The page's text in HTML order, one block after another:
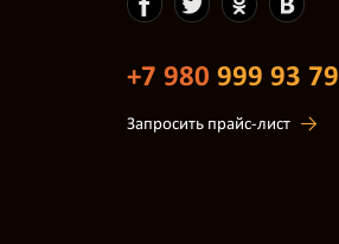
+7 980 999 93 79
Запросить прайс-лист